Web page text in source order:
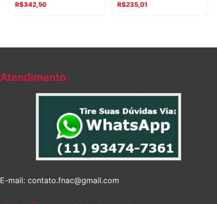
R$342,50
R$235,01
Atendimento:
E-mail: contato.fnac@gmail.com